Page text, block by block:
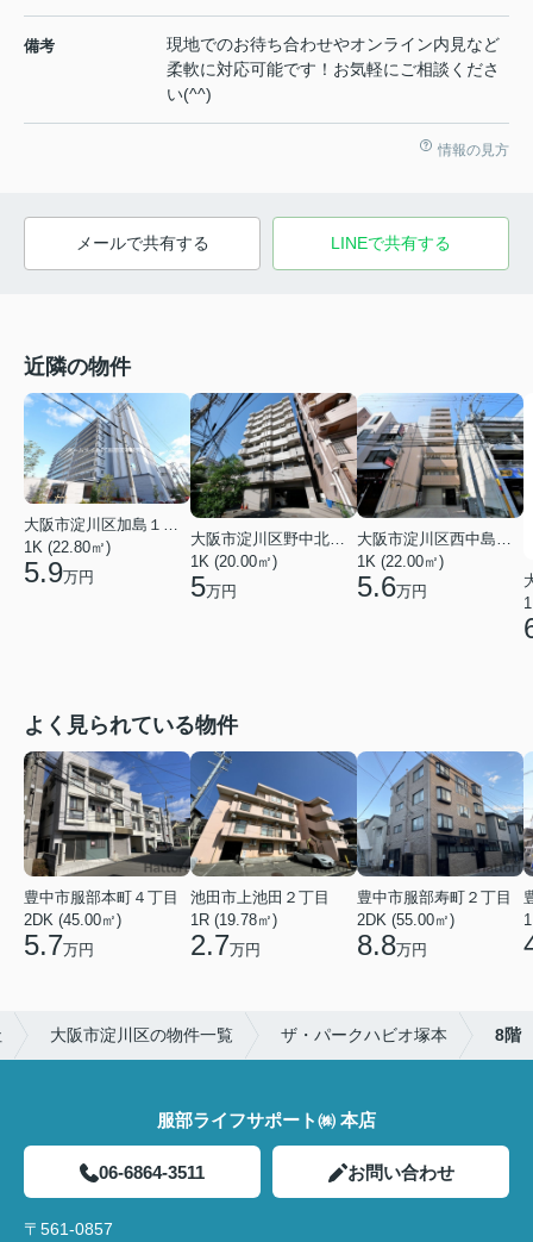
備考
現地でのお待ち合わせやオンライン内見など
柔軟に対応可能です！お気軽にご相談くださ
い(^^)
情報の見方
メールで共有する LINEで共有する
近隣の物件
大阪市淀川区加島１丁目
1K (22.80㎡)
5.9万円
大阪市淀川区野中北１丁目
1K (20.00㎡)
5万円
大阪市淀川区西中島３丁目
1K (22.00㎡)
5.6万円
よく見られている物件
豊中市服部本町４丁目
2DK (45.00㎡)
5.7万円
池田市上池田２丁目
1R (19.78㎡)
2.7万円
豊中市服部寿町２丁目
2DK (55.00㎡)
8.8万円
大阪市淀川区の物件一覧 ザ・パークハビオ塚本 8階
服部ライフサポート㈱ 本店
06-6864-3511 お問い合わせ
〒561-0857